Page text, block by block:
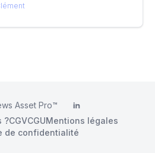
Asset Pro™ LinkedIn
?CGVCGUMentions légales
de confidentialité